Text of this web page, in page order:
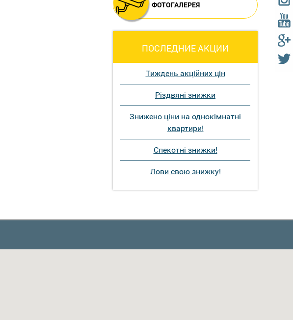
ФОТОГАЛЕРЕЯ
ПОСЛЕДНИЕ АКЦИИ
Тиждень акційних цін
Різдвяні знижки
Знижено ціни на однокімнатні
квартири!
Спекотні знижки!
Лови свою знижку!